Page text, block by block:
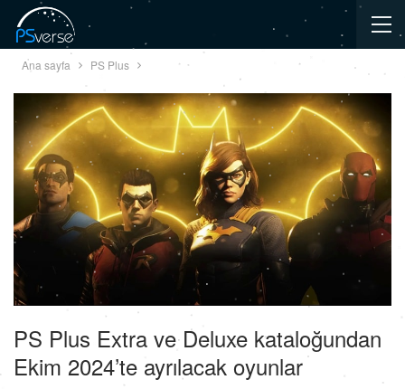
Ana sayfa PS Plus
PS Plus Extra ve Deluxe kataloğundan
Ekim 2024’te ayrılacak oyunlar